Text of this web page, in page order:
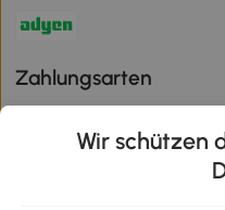
Zahlungsarten
Wir schützen